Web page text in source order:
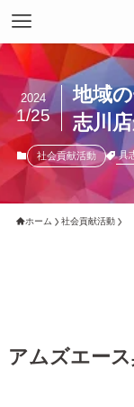
地域
志川
2024
1/25
社会貢献活動 具
ホーム 社会貢献活動
アムズエー